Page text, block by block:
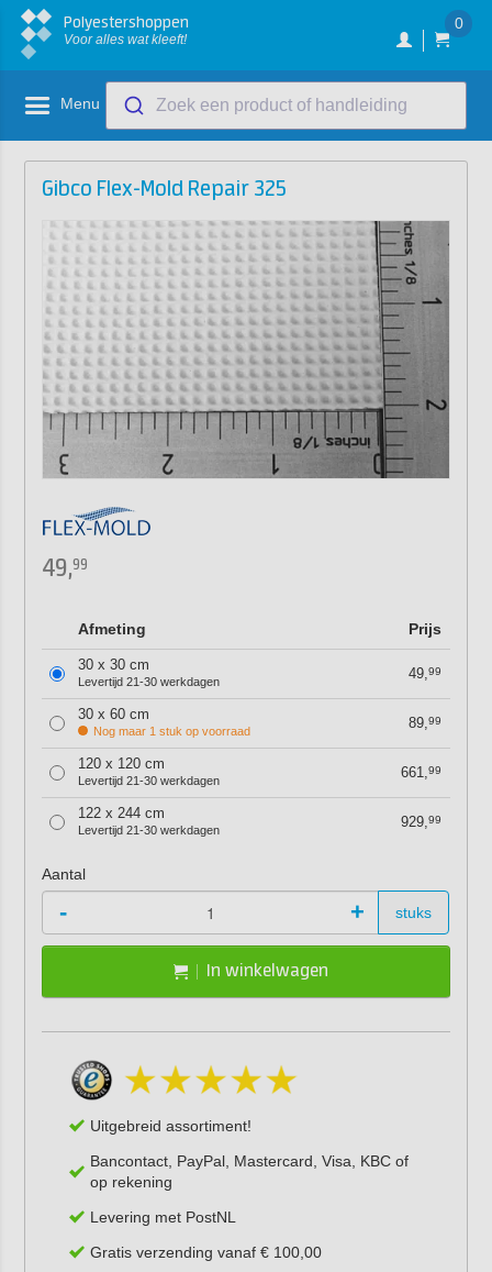
Polyestershoppen
Voor alles wat kleeft!
0
Menu Zoek een product of handleiding
Gibco Flex-Mold Repair 325
49,99
Afmeting Prijs
30 x 30 cm
Levertijd 21-30 werkdagen 49,99
30 x 60 cm
Nog maar 1 stuk op voorraad 89,99
120 x 120 cm
Levertijd 21-30 werkdagen 661,99
122 x 244 cm
Levertijd 21-30 werkdagen 929,99
Aantal
- + stuks
In winkelwagen
Uitgebreid assortiment!
Bancontact, PayPal, Mastercard, Visa, KBC of
op rekening
Levering met PostNL
Gratis verzending vanaf € 100,00